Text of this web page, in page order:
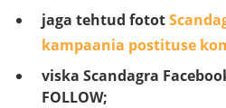
jaga tehtud fotot
kampaania postituse
viska Scandagra
FOLLOW;